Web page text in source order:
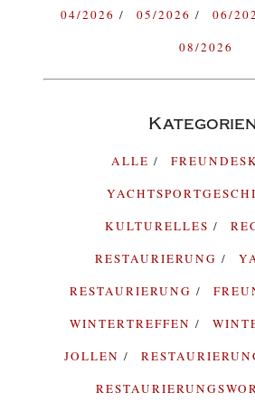
04/2026
05/2026 06/
08/2026
ALLE
KULTURELLES
RESTAURIERUNG
RESTAURIERUNG
WINTERTREFFEN
JOLLEN